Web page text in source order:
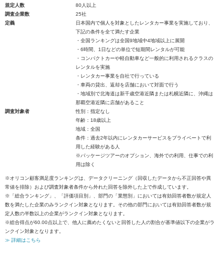
規定人数
80人以上
調査企業数
25社
定義
日本国内で個人を対象としたレンタカー事業を実施しており、
下記の条件を全て満たす企業
・全国ランキングは全国9地域中4地域以上に展開
・6時間、1日などの単位で短期間レンタルが可能
・コンパクトカーや軽自動車など一般的に利用されるクラスの
レンタルを実施
・レンタカー事業を自社で行っている
・車両の貸出、返却を店舗において対面で行う
・地域別で北海道は新千歳空港近隣または札幌近隣に、沖縄は
那覇空港近隣に店舗があること
調査対象者
性別：指定なし
年齢：18歳以上
地域：全国
条件：過去2年以内にレンタカーサービスをプライベートで利
用した経験がある人
※パッケージツアーのオプション、海外での利用、仕事での利
用は除く
※オリコン顧客満足度ランキングは、データクリーニング（回収したデータから不正回答や異
常値を排除）および調査対象者条件から外れた回答を除外した上で作成しています。
※「総合ランキング」、「評価項目別」、部門の「業態別」においては有効回答者数が規定人
数を満たした企業のみランクイン対象となります。その他の部門においては有効回答者数が規
定人数の半数以上の企業がランクイン対象となります。
※総合得点が60.00点以上で、他人に薦めたくないと回答した人の割合が基準値以下の企業がラ
ンクイン対象となります。
≫ 詳細はこちら